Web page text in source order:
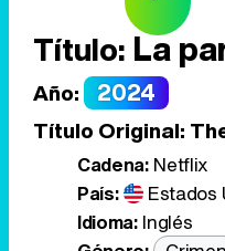
Título: La
Año: 2024
Título Original:
Cadena:Netflix
País:
Estados
Idioma: Inglés